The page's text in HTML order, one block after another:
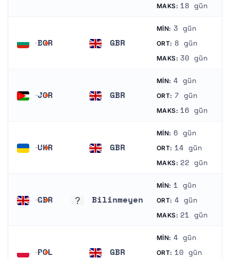
MAKS: 18 gün
BGR GBR
MIN: 3 gün
ORT: 8 gün
MAKS: 30 gün
JOR GBR
MIN: 4 gün
ORT: 7 gün
MAKS: 16 gün
UKR GBR
MIN: 6 gün
ORT: 14 gün
MAKS: 22 gün
GBR Bilinmeyen
MIN: 1 gün
ORT: 4 gün
MAKS: 21 gün
POL GBR
MIN: 4 gün
ORT: 10 gün